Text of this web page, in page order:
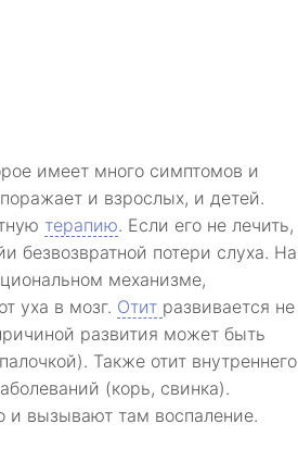
имеет много симптомов и
и взрослых, и детей.
терапию. Если его не лечить,
и безвозвратной потери слуха. На
механизме,
уха в мозг. Отит развивается не
развития может быть
Также отит внутреннего
(корь, свинка).
и вызывают там воспаление.